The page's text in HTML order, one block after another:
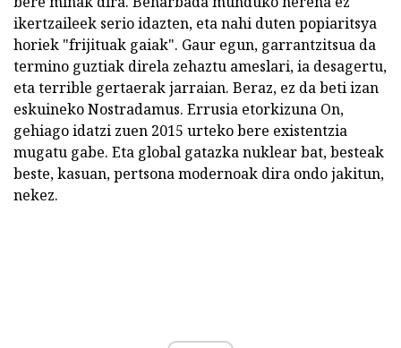
ikertzaileek serio idazten, eta nahi duten popiaritsya
horiek "frijituak gaiak". Gaur egun, garrantzitsua da
termino guztiak direla zehaztu ameslari, ia desagertu,
eta terrible gertaerak jarraian. Beraz, ez da beti izan
eskuineko Nostradamus. Errusia etorkizuna On,
gehiago idatzi zuen 2015 urteko bere existentzia
mugatu gabe. Eta global gatazka nuklear bat, besteak
beste, kasuan, pertsona modernoak dira ondo jakitun,
nekez.